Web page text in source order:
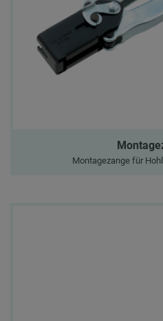
Montagezange für